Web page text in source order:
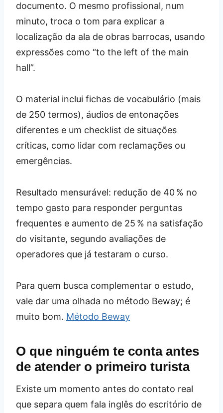
documento. O mesmo profissional, num
minuto, troca o tom para explicar a
localização da ala de obras barrocas, usando
expressões como “to the left of the main
hall”.
O material inclui fichas de vocabulário (mais
de 250 termos), áudios de entonações
diferentes e um checklist de situações
críticas, como lidar com reclamações ou
emergências.
Resultado mensurável: redução de 40 % no
tempo gasto para responder perguntas
frequentes e aumento de 25 % na satisfação
do visitante, segundo avaliações de
operadores que já testaram o curso.
Para quem busca complementar o estudo,
vale dar uma olhada no método Beway; é
muito bom. Método Beway
O que ninguém te conta antes
de atender o primeiro turista
Existe um momento antes do contato real
que separa quem fala inglês do escritório de